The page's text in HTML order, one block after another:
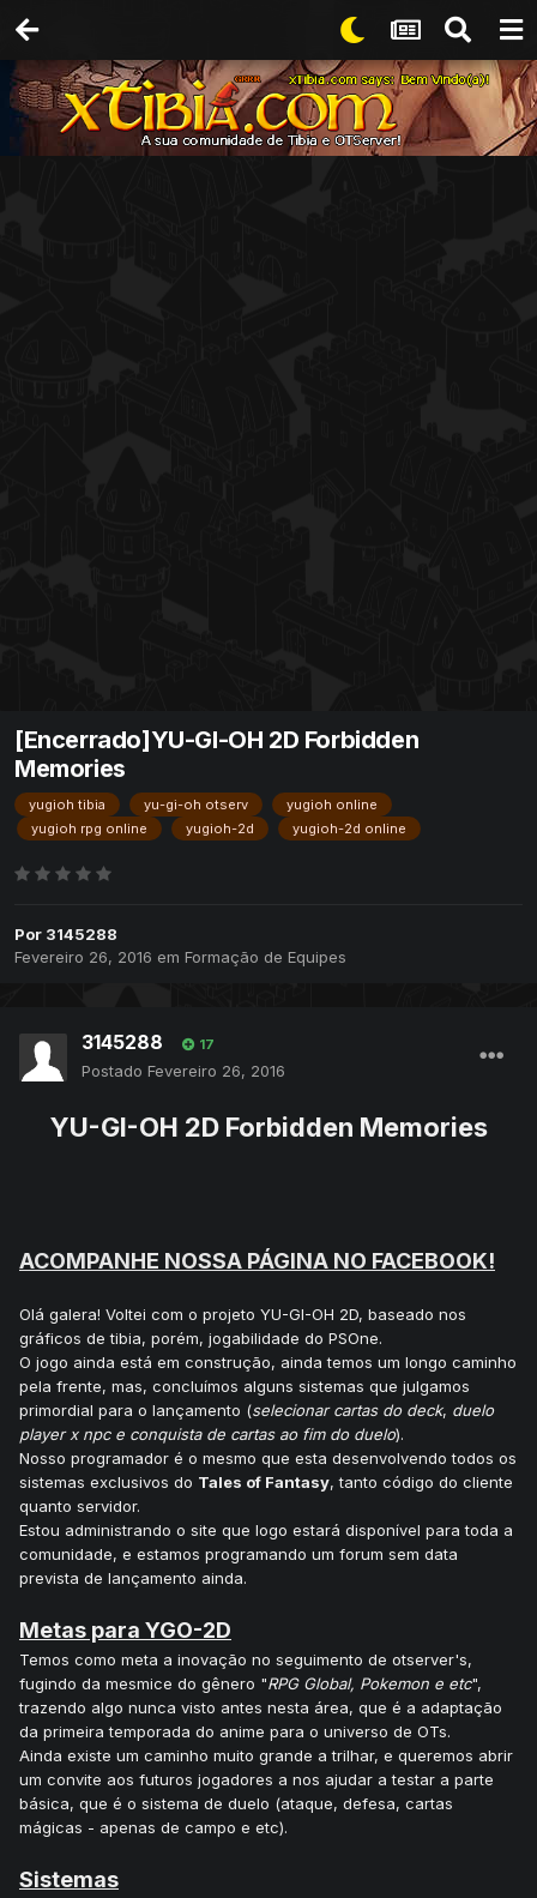
[Encerrado]YU-GI-OH 2D Forbidden
Memories
yugioh tibia yu-gi-oh otserv
yugioh online
yugioh rpg online
yugioh-2d yugioh-2d online
Por 3145288
Fevereiro 26, 2016 em Formação de Equipes
3145288 17
Postado Fevereiro 26, 2016
YU-GI-OH 2D Forbidden Memories
ACOMPANHE NOSSA PÁGINA NO FACEBOOK!
Olá galera! Voltei com o projeto YU-GI-OH 2D, baseado nos
gráficos de tibia, porém, jogabilidade do PSOne.
O jogo ainda está em construção, ainda temos um longo caminho
pela frente, mas, concluímos alguns sistemas que julgamos
primordial para o lançamento (selecionar cartas do deck, duelo
player x npc e conquista de cartas ao fim do duelo).
Nosso programador é o mesmo que esta desenvolvendo todos os
sistemas exclusivos do Tales of Fantasy, tanto código do cliente
quanto servidor.
Estou administrando o site que logo estará disponível para toda a
comunidade, e estamos programando um forum sem data
prevista de lançamento ainda.
Metas para YGO-2D
Temos como meta a inovação no seguimento de otserver's,
fugindo da mesmice do gênero "RPG Global, Pokemon e etc",
trazendo algo nunca visto antes nesta área, que é a adaptação
da primeira temporada do anime para o universo de OTs.
Ainda existe um caminho muito grande a trilhar, e queremos abrir
um convite aos futuros jogadores a nos ajudar a testar a parte
básica, que é o sistema de duelo (ataque, defesa, cartas
mágicas - apenas de campo e etc).
Sistemas